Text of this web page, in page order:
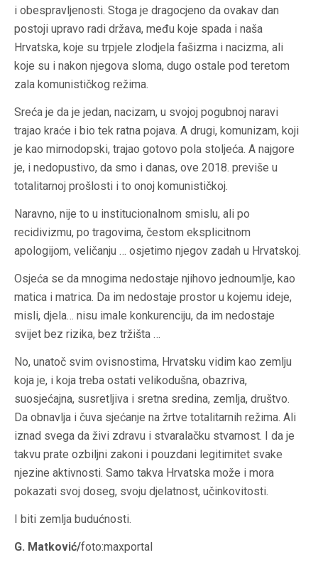
i obespravljenosti. Stoga je dragocjeno da ovakav dan
postoji upravo radi država, među koje spada i naša
Hrvatska, koje su trpjele zlodjela fašizma i nacizma, ali
koje su i nakon njegova sloma, dugo ostale pod teretom
zala komunističkog režima.
Sreća je da je jedan, nacizam, u svojoj pogubnoj naravi
trajao kraće i bio tek ratna pojava. A drugi, komunizam, koji
je kao mirnodopski, trajao gotovo pola stoljeća. A najgore
je, i nedopustivo, da smo i danas, ove 2018. previše u
totalitarnoj prošlosti i to onoj komunističkoj.
Naravno, nije to u institucionalnom smislu, ali po
recidivizmu, po tragovima, čestom eksplicitnom
apologijom, veličanju … osjetimo njegov zadah u Hrvatskoj.
Osjeća se da mnogima nedostaje njihovo jednoumlje, kao
matica i matrica. Da im nedostaje prostor u kojemu ideje,
misli, djela… nisu imale konkurenciju, da im nedostaje
svijet bez rizika, bez tržišta …
No, unatoč svim ovisnostima, Hrvatsku vidim kao zemlju
koja je, i koja treba ostati velikodušna, obazriva,
suosjećajna, susretljiva i sretna sredina, zemlja, društvo.
Da obnavlja i čuva sjećanje na žrtve totalitarnih režima. Ali
iznad svega da živi zdravu i stvaralačku stvarnost. I da je
takvu prate ozbiljni zakoni i pouzdani legitimitet svake
njezine aktivnosti. Samo takva Hrvatska može i mora
pokazati svoj doseg, svoju djelatnost, učinkovitosti.
I biti zemlja budućnosti.
G. Matković/foto:maxportal